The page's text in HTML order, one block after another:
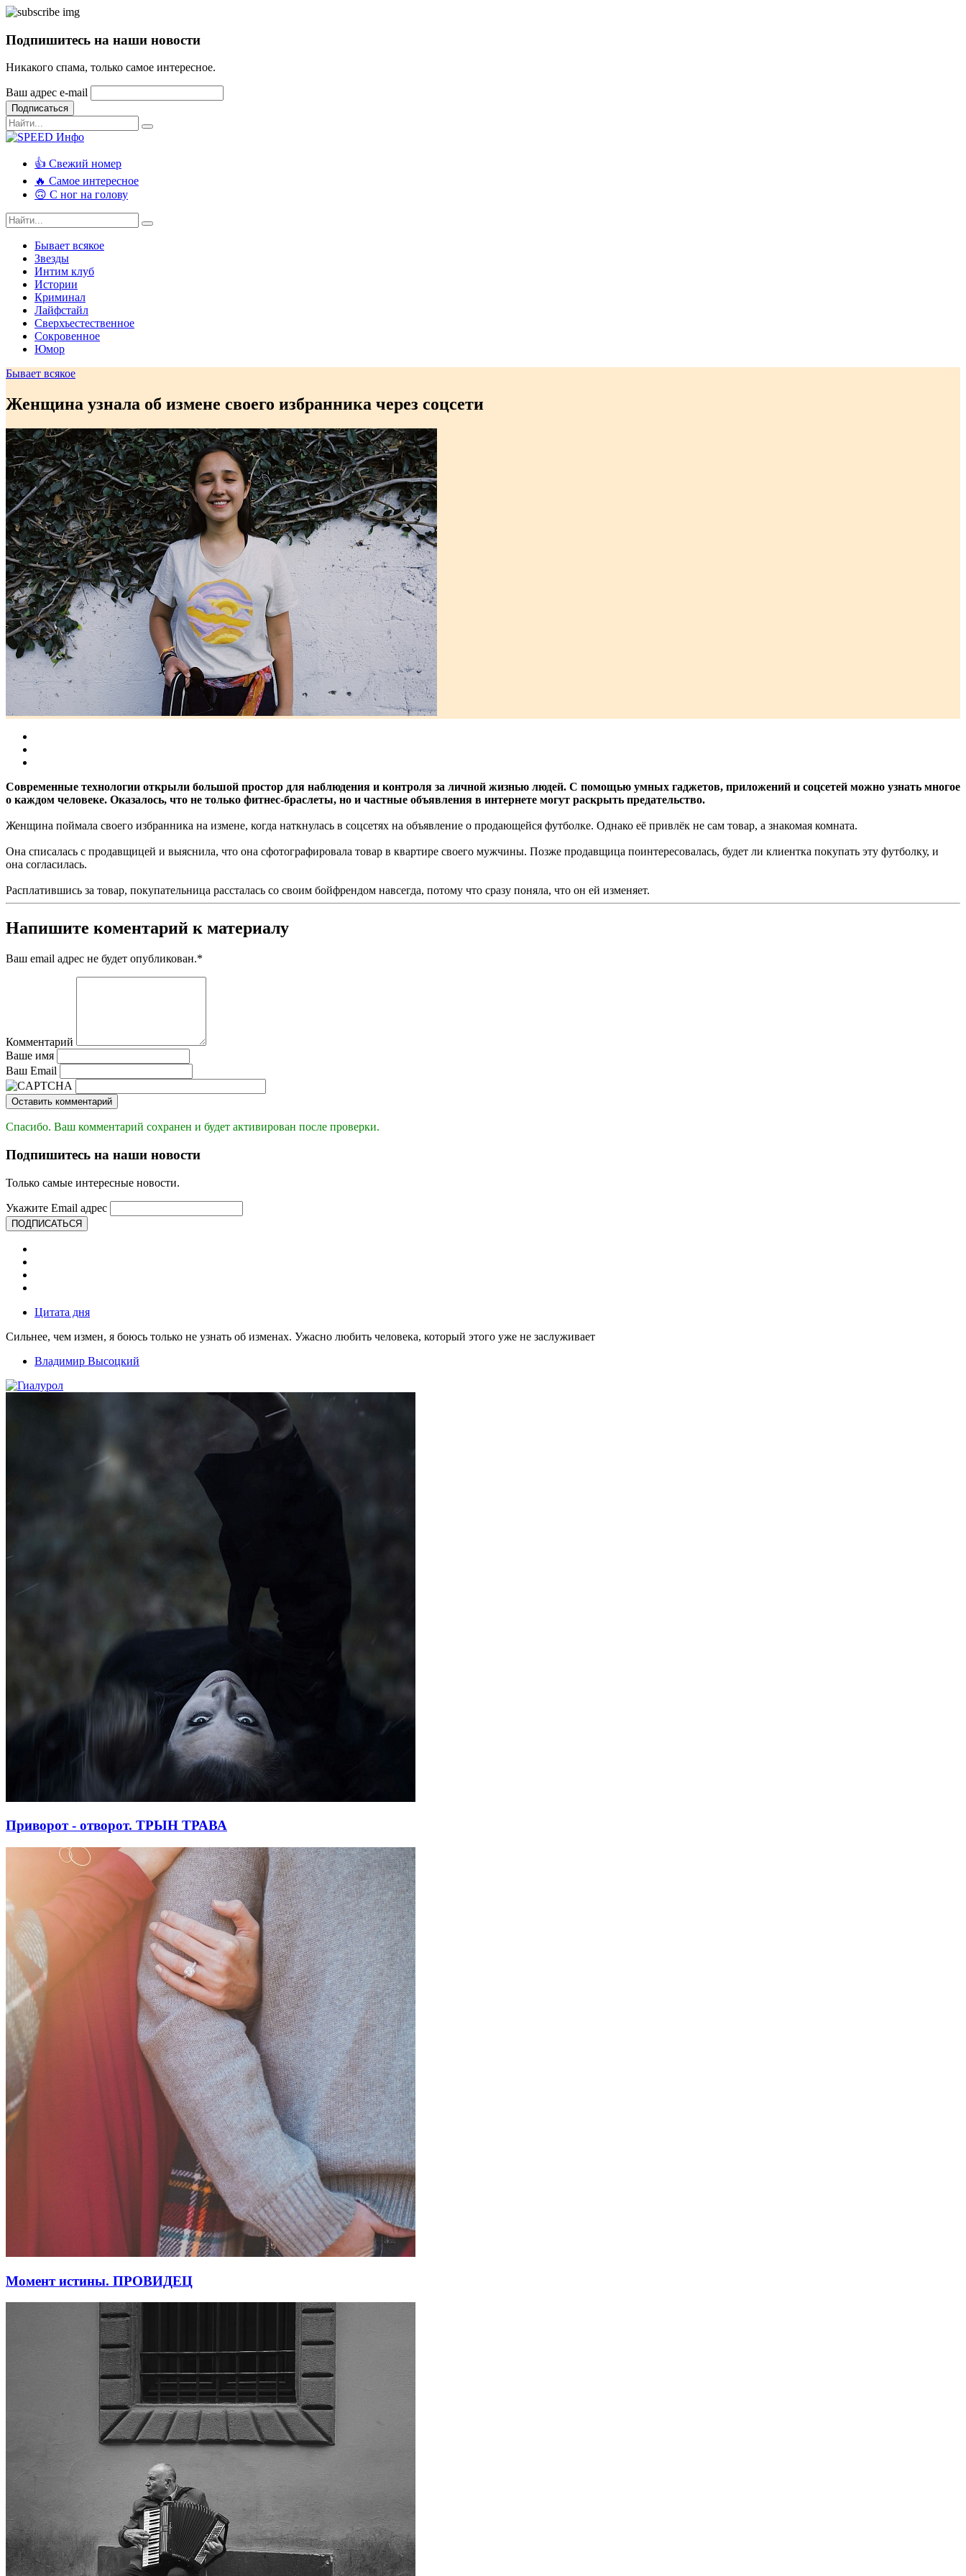
Подпишитесь на наши новости
Никакого спама, только самое интересное.
Ваш адрес e-mail
Подписаться
👍 Свежий номер
🔥 Самое интересное
🙃 С ног на голову
Бывает всякое
Звезды
Интим клуб
Истории
Криминал
Лайфстайл
Сверхъестественное
Сокровенное
Юмор
Бывает всякое
Женщина узнала об измене своего избранника через соцсети
Современные технологии открыли большой простор для наблюдения и контроля за личной жизнью людей. С помощью умных гаджетов, приложений и соцсетей можно узнать многое
о каждом человеке. Оказалось, что не только фитнес-браслеты, но и частные объявления в интернете могут раскрыть предательство.
Женщина поймала своего избранника на измене, когда наткнулась в соцсетях на объявление о продающейся футболке. Однако её привлёк не сам товар, а знакомая комната.
Она списалась с продавщицей и выяснила, что она сфотографировала товар в квартире своего мужчины. Позже продавщица поинтересовалась, будет ли клиентка покупать эту футболку, и
она согласилась.
Расплатившись за товар, покупательница рассталась со своим бойфрендом навсегда, потому что сразу поняла, что он ей изменяет.
Напишите коментарий к материалу
Ваш email адрес не будет опубликован.*
Комментарий
Ваше имя
Ваш Email
Оставить комментарий
Спасибо. Ваш комментарий сохранен и будет активирован после проверки.
Подпишитесь на наши новости
Только самые интересные новости.
Укажите Email адрес
ПОДПИСАТЬСЯ
Цитата дня
Сильнее, чем измен, я боюсь только не узнать об изменах. Ужасно любить человека, который этого уже не заслуживает
Владимир Высоцкий
Приворот - отворот. ТРЫН ТРАВА
Момент истины. ПРОВИДЕЦ